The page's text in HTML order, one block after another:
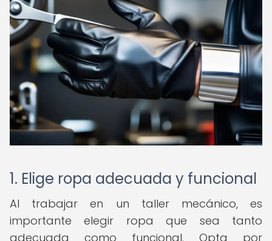
1. Elige ropa adecuada y funcional
Al trabajar en un taller mecánico, es
importante elegir ropa que sea tanto
adecuada como funcional. Opta por